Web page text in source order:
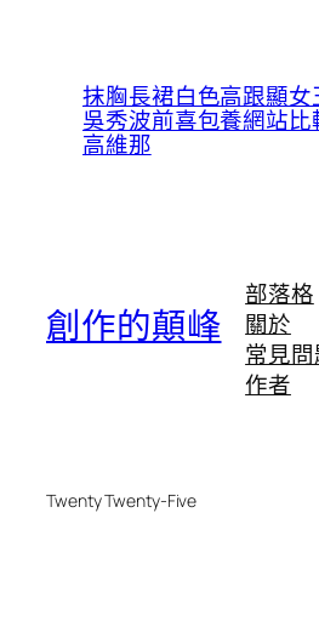
抹胸長裙白色高跟顯女
吳秀波前喜包養網站比
高維那
創作的顛峰
部落格
關於
常見
作者
Twenty Twenty-Five